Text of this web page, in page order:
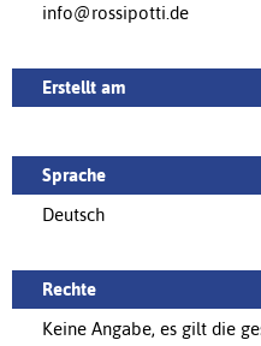
info@rossipotti.de
Erstellt am
Sprache
Deutsch
Rechte
Keine Angabe, es gilt die